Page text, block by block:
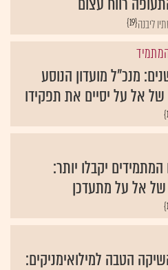
{19}ליבנה
5 שנים: מנכ"ל מועדון הנוסע
אל על יסיים את תפקידו
יקבלו יותר:
של אל על מתעדכן
הטבה למילואימניקים: